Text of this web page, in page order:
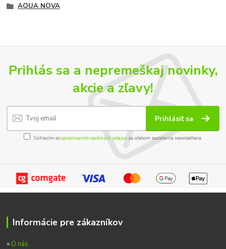
AQUA NOVA
Prihlás sa a nepremeškaj novinky,
akcie a zľavy!
Prihlásiť sa
Súhlasím sospracovaním osobných údajov za účelom zasielania newslettera.
Informácie pre zákazníkov
» O nás